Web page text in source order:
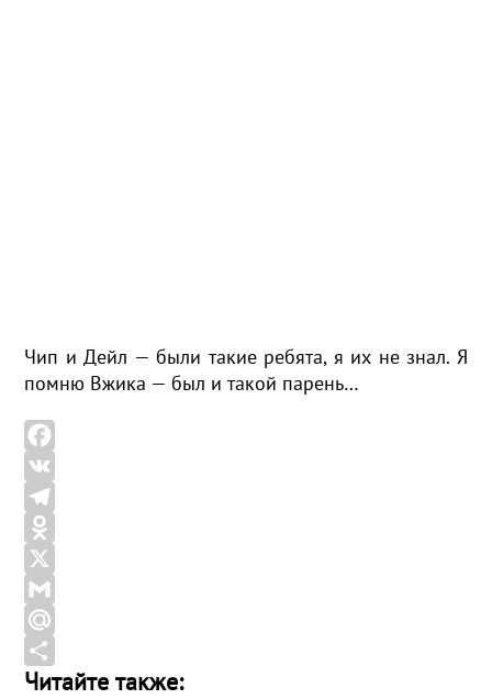
Чип и Дейл — были такие ребята, я их не знал. Я
помню Вжика — был и такой парень…
F
a
c
e
b
o
o
k
V
K
T
e
l
e
g
r
O
d
n
o
k
X
G
m
a
M
a
О
Читайте также: